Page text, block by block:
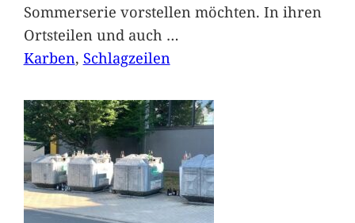
Sommerserie vorstellen möchten. In ihren
Ortsteilen und auch …
Karben, Schlagzeilen